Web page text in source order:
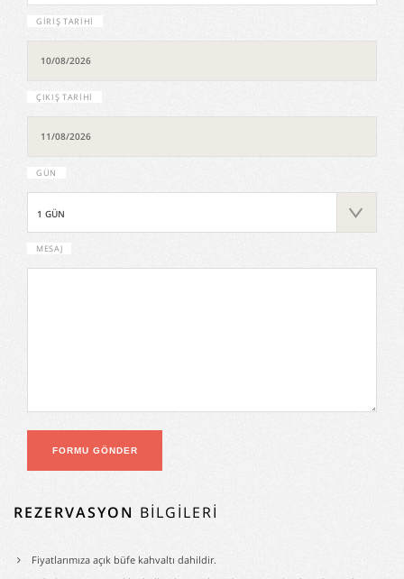
GIRIŞ TARIHI
ÇIKIŞ TARIHI
GÜN
MESAJ
REZERVASYON BILGILERI
Fiyatlarımıza açık büfe kahvaltı dahildir.